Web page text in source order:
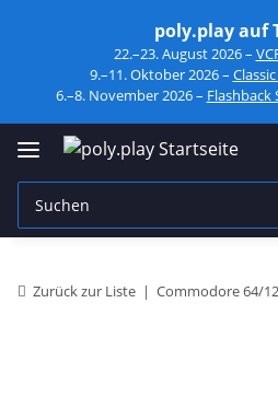
poly.play auf
22.–23. August 2026 –
9.–11. Oktober 2026 –
6.–8. November 2026 – Flashback
Zurück zur Liste Commodore 64/